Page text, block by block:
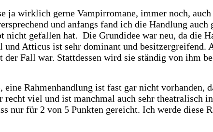
wirklich gerne Vampirromane, immer noch,
und anfangs fand ich die Handlung
gefallen hat. Die Grundidee war neu, da die
Atticus ist sehr dominant und besitzergreifend.
Fall war. Stattdessen wird sie ständig von ihm
Rahmenhandlung ist fast gar nicht vorhanden,
viel und ist manchmal auch sehr theatralisch
nur für 2 von 5 Punkten gereicht. Ich werde diese